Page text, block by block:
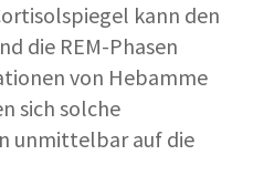
kann den
die REM-Phasen
von Hebamme
sich solche
unmittelbar auf die